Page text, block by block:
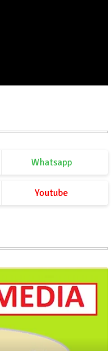
Whatsapp
Youtube